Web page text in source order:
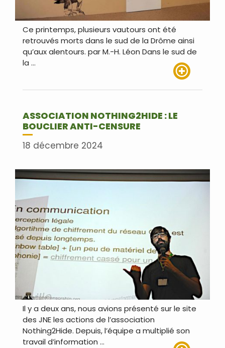
Ce printemps, plusieurs vautours ont été
retrouvés morts dans le sud de la Drôme ainsi
qu’aux alentours. par M.-H. Léon Dans le sud de
la …
ASSOCIATION NOTHING2HIDE : LE
BOUCLIER ANTI-CENSURE
18 décembre 2024
Il y a deux ans, nous avions présenté sur le site
des JNE les actions de l’association
Nothing2Hide. Depuis, l’équipe a multiplié son
travail d’information …